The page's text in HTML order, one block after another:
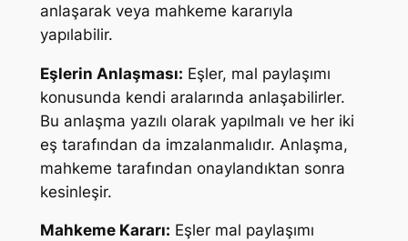
anlaşarak veya mahkeme kararıyla
yapılabilir.
Eşlerin Anlaşması: Eşler, mal paylaşımı
konusunda kendi aralarında anlaşabilirler.
Bu anlaşma yazılı olarak yapılmalı ve her iki
eş tarafından da imzalanmalıdır. Anlaşma,
mahkeme tarafından onaylandıktan sonra
kesinleşir.
Mahkeme Kararı: Eşler mal paylaşımı